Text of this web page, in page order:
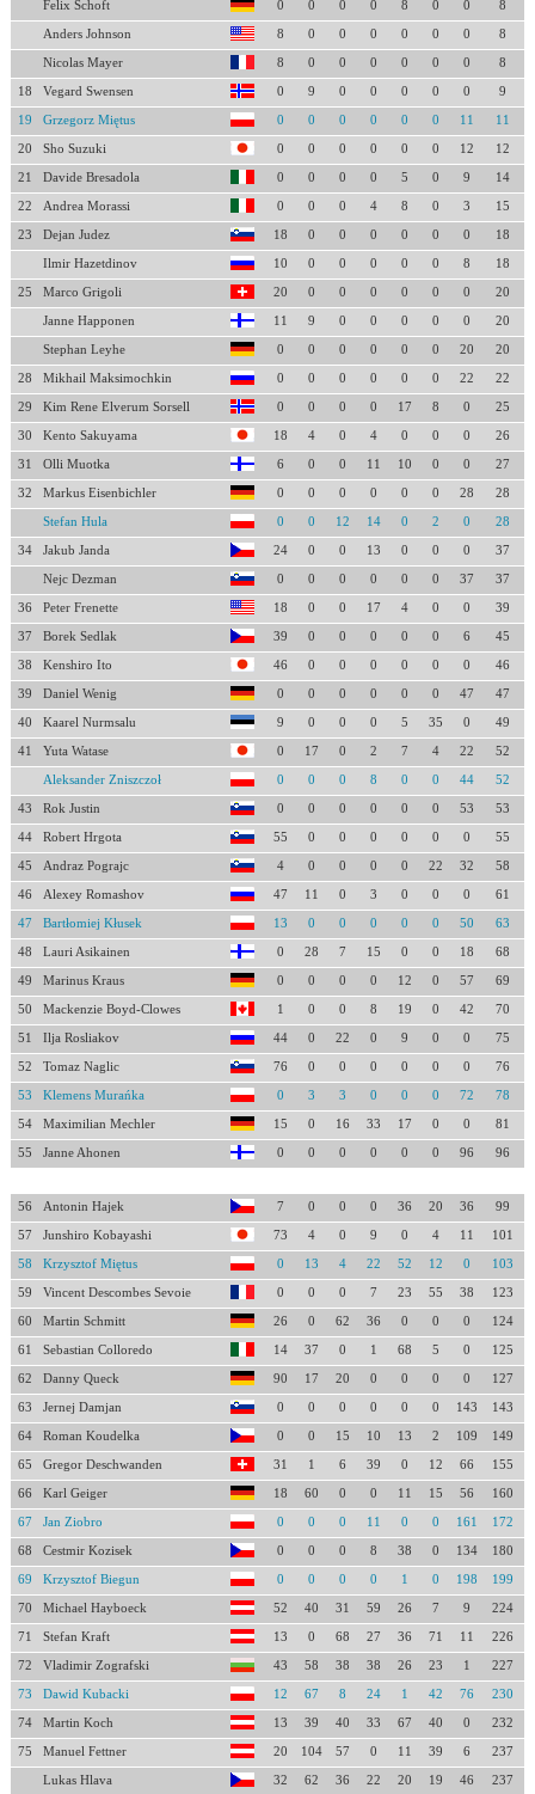
Felix Schoft 0 0 0 0 8 0 0 8
Anders Johnson 8 0 0 0 0 0 0 8
Nicolas Mayer 8 0 0 0 0 0 0 8
18 Vegard Swensen 0 9 0 0 0 0 0 9
19 Grzegorz Miętus 0 0 0 0 0 0 11 11
20 Sho Suzuki 0 0 0 0 0 0 12 12
21 Davide Bresadola 0 0 0 0 5 0 9 14
22 Andrea Morassi 0 0 0 4 8 0 3 15
23 Dejan Judez 18 0 0 0 0 0 0 18
Ilmir Hazetdinov 10 0 0 0 0 0 8 18
25 Marco Grigoli 20 0 0 0 0 0 0 20
Janne Happonen 11 9 0 0 0 0 0 20
Stephan Leyhe 0 0 0 0 0 0 20 20
28 Mikhail Maksimochkin 0 0 0 0 0 0 22 22
29 Kim Rene Elverum Sorsell 0 0 0 0 17 8 0 25
30 Kento Sakuyama 18 4 0 4 0 0 0 26
31 Olli Muotka 6 0 0 11 10 0 0 27
32 Markus Eisenbichler 0 0 0 0 0 0 28 28
Stefan Hula 0 0 12 14 0 2 0 28
34 Jakub Janda 24 0 0 13 0 0 0 37
Nejc Dezman 0 0 0 0 0 0 37 37
36 Peter Frenette 18 0 0 17 4 0 0 39
37 Borek Sedlak 39 0 0 0 0 0 6 45
38 Kenshiro Ito 46 0 0 0 0 0 0 46
39 Daniel Wenig 0 0 0 0 0 0 47 47
40 Kaarel Nurmsalu 9 0 0 0 5 35 0 49
41 Yuta Watase 0 17 0 2 7 4 22 52
Aleksander Zniszczoł 0 0 0 8 0 0 44 52
43 Rok Justin 0 0 0 0 0 0 53 53
44 Robert Hrgota 55 0 0 0 0 0 0 55
45 Andraz Pograjc 4 0 0 0 0 22 32 58
46 Alexey Romashov 47 11 0 3 0 0 0 61
47 Bartłomiej Kłusek 13 0 0 0 0 0 50 63
48 Lauri Asikainen 0 28 7 15 0 0 18 68
49 Marinus Kraus 0 0 0 0 12 0 57 69
50 Mackenzie Boyd-Clowes 1 0 0 8 19 0 42 70
51 Ilja Rosliakov 44 0 22 0 9 0 0 75
52 Tomaz Naglic 76 0 0 0 0 0 0 76
53 Klemens Murańka 0 3 3 0 0 0 72 78
54 Maximilian Mechler 15 0 16 33 17 0 0 81
55 Janne Ahonen 0 0 0 0 0 0 96 96
56 Antonin Hajek 7 0 0 0 36 20 36 99
57 Junshiro Kobayashi 73 4 0 9 0 4 11 101
58 Krzysztof Miętus 0 13 4 22 52 12 0 103
59 Vincent Descombes Sevoie 0 0 0 7 23 55 38 123
60 Martin Schmitt 26 0 62 36 0 0 0 124
61 Sebastian Colloredo 14 37 0 1 68 5 0 125
62 Danny Queck 90 17 20 0 0 0 0 127
63 Jernej Damjan 0 0 0 0 0 0 143 143
64 Roman Koudelka 0 0 15 10 13 2 109 149
65 Gregor Deschwanden 31 1 6 39 0 12 66 155
66 Karl Geiger 18 60 0 0 11 15 56 160
67 Jan Ziobro 0 0 0 11 0 0 161 172
68 Cestmir Kozisek 0 0 0 8 38 0 134 180
69 Krzysztof Biegun 0 0 0 0 1 0 198 199
70 Michael Hayboeck 52 40 31 59 26 7 9 224
71 Stefan Kraft 13 0 68 27 36 71 11 226
72 Vladimir Zografski 43 58 38 38 26 23 1 227
73 Dawid Kubacki 12 67 8 24 1 42 76 230
74 Martin Koch 13 39 40 33 67 40 0 232
75 Manuel Fettner 20 104 57 0 11 39 6 237
Lukas Hlava 32 62 36 22 20 19 46 237